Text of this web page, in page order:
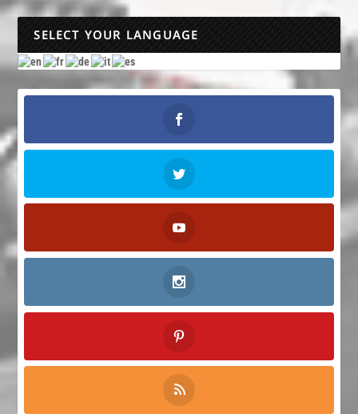
SELECT YOUR LANGUAGE